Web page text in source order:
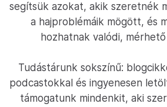
segítsük azokat, akik szeretnék
a hajproblémáik mögött, és
hozhatnak valódi,
Tudástárunk sokszínű:
podcastokkal és ingyenesen
támogatunk mindenkit, aki